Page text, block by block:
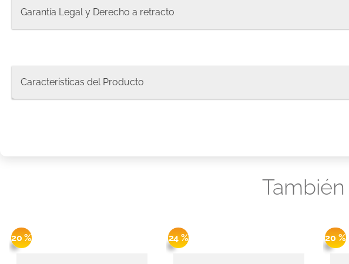
Garantía Legal y Derecho a retracto
Caracteristicas del Producto
20 % 24 % 20 %
protector diario ladysoft
9.
pañales babysec